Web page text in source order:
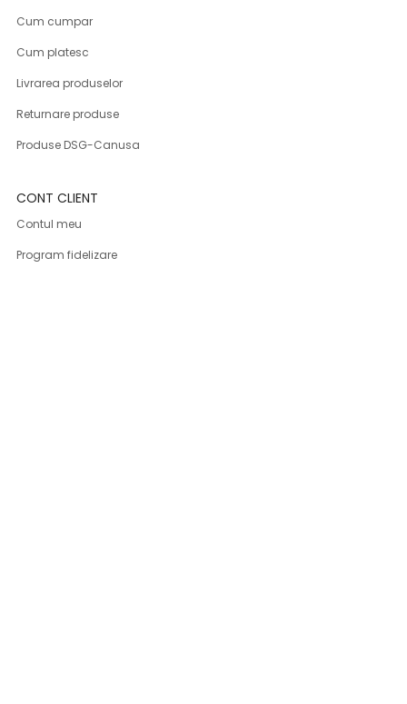
Cum cumpar
Cum platesc
Livrarea produselor
Returnare produse
Produse DSG-Canusa
CONT CLIENT
Contul meu
Program fidelizare